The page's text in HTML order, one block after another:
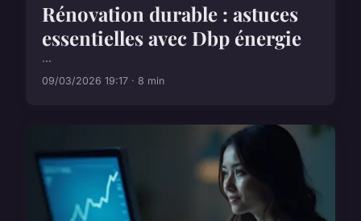
Rénovation durable : astuces
essentielles avec Dbp énergie
...
09/03/2026 19:17 · 8 min